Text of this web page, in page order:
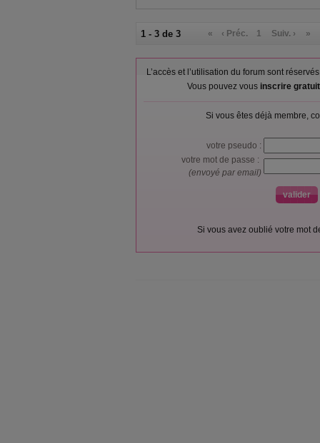
1 - 3 de 3 « ‹ Préc. 1 Suiv. › »
L’accès et l’utilisation du forum sont
Vous pouvez vous inscrire
Si vous êtes déjà membre,
votre pseudo :
votre mot de passe :
(envoyé par email)
Si vous avez oublié votre mot